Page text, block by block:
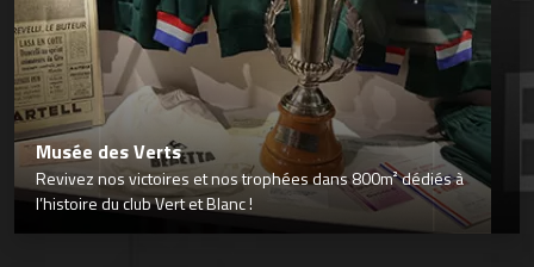
Musée des Verts
Revivez nos victoires et nos trophées dans 800m² dédiés à
l’histoire du club Vert et Blanc !